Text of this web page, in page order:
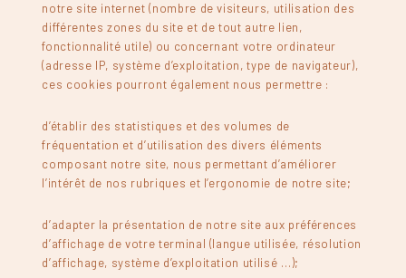
notre site internet (nombre de visiteurs, utilisation des
différentes zones du site et de tout autre lien,
fonctionnalité utile) ou concernant votre ordinateur
(adresse IP, système d’exploitation, type de navigateur),
ces cookies pourront également nous permettre :
d’établir des statistiques et des volumes de
fréquentation et d’utilisation des divers éléments
composant notre site, nous permettant d’améliorer
l’intérêt de nos rubriques et l’ergonomie de notre site;
d’adapter la présentation de notre site aux préférences
d’affichage de votre terminal (langue utilisée, résolution
d’affichage, système d’exploitation utilisé …);